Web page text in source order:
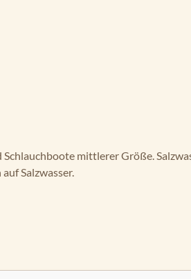
mittlerer Größe.
Salzwasser.